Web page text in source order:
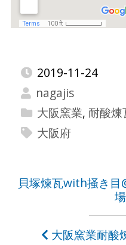
2019-11-24
nagajis
大阪窯業, 耐酸煉
大阪府
投
貝塚煉瓦with掻き目
大阪窯業耐酸